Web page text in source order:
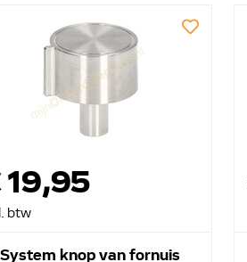
btw
knop van fornuis